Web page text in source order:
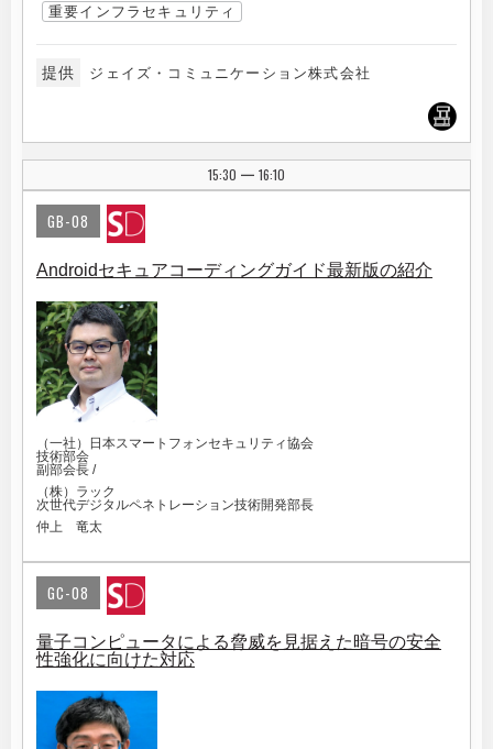
重要インフラセキュリティ
提供 ジェイズ・コミュニケーション株式会社
15:30 | 16:10
GB-08
Androidセキュアコーディングガイド最新版の紹介
（一社）日本スマートフォンセキュリティ協会
技術部会
副部会長 /
（株）ラック
次世代デジタルペネトレーション技術開発部長
仲上 竜太
GC-08
量子コンピュータによる脅威を見据えた暗号の安全
性強化に向けた対応